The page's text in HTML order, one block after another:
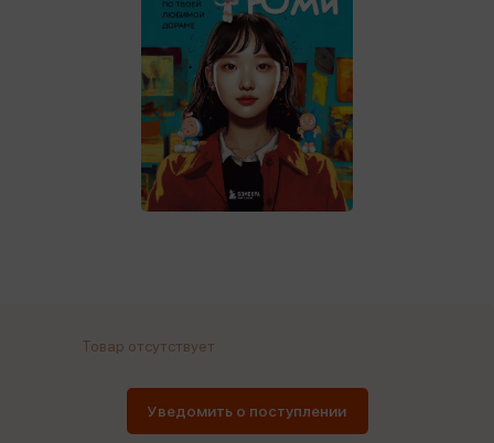
Товар отсутствует
Уведомить о поступлении